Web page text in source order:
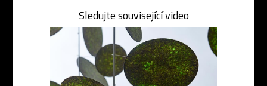
Sledujte související video